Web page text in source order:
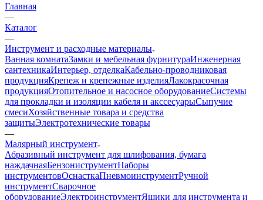
Главная
—
Каталог
—
Инструмент и расходные материалы
Ванная комнатаЗамки и мебельная фурнитураИнженерная
сантехникаИнтерьер, отделкаКабельно-проводниковая
продукцияКрепеж и крепежные изделияЛакокрасочная
продукцияОтопительное и насосное оборудованиеСистемы
для прокладки и изоляции кабеля и акссесуарыСыпучие
смесиХозяйственные товара и средства
защитыЭлектротехнические товары
—
Малярный инструмент
Абразивный инструмент для шлифования, бумага
наждачнаяБензониструментНаборы
инструментовОснасткаПневмоинструментРучной
инструментСварочное
оборудованиеЭлектроинструментЯщики для инструмента и